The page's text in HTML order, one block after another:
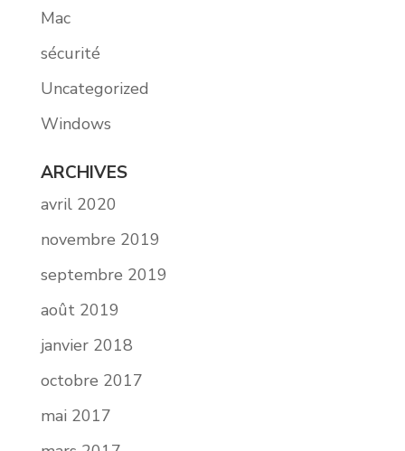
Mac
sécurité
Uncategorized
Windows
ARCHIVES
avril 2020
novembre 2019
septembre 2019
août 2019
janvier 2018
octobre 2017
mai 2017